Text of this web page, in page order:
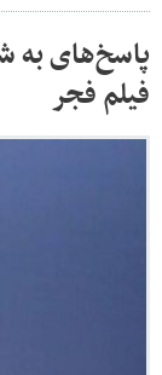
پاسخ‌های به
فیلم فجر